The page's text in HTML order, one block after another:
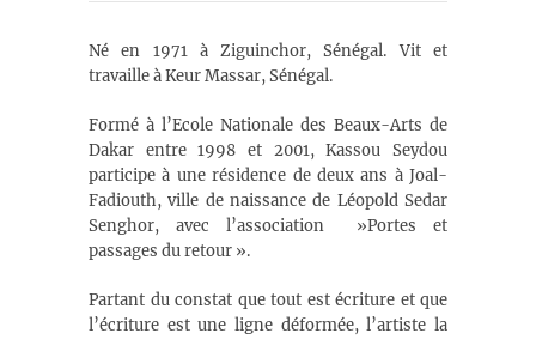
Né en 1971 à Ziguinchor, Sénégal. Vit et
travaille à Keur Massar, Sénégal.
Formé à l’Ecole Nationale des Beaux-Arts de
Dakar entre 1998 et 2001, Kassou Seydou
participe à une résidence de deux ans à Joal-
Fadiouth, ville de naissance de Léopold Sedar
Senghor, avec l’association »Portes et
passages du retour ».
Partant du constat que tout est écriture et que
l’écriture est une ligne déformée, l’artiste la